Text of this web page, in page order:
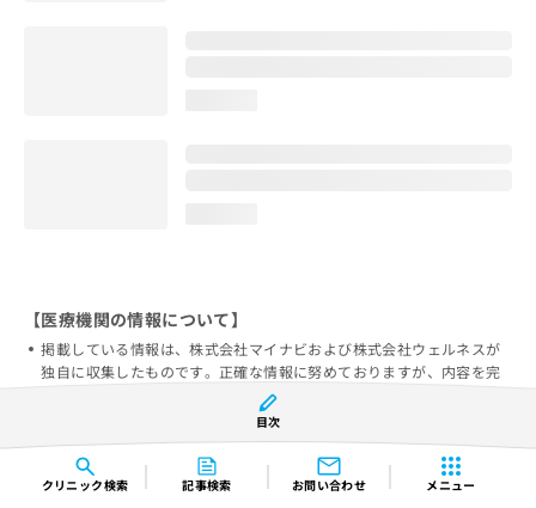
クリニック検索 記事検索 お問い合わせ メニュー
目次
【医療機関の情報について】
掲載している情報は、株式会社マイナビおよび株式会社ウェルネスが
独自に収集したものです。正確な情報に努めておりますが、内容を完
全に保証するものではありません。
実際に検索された医療機関で受診を希望される場合は、必ず医療機関
に確認していただくことをお勧めします。
当サービスによって生じた損害について、株式会社マイナビ及び株式
会社ウェルネスではその賠償の責任を一切負わないものとします。